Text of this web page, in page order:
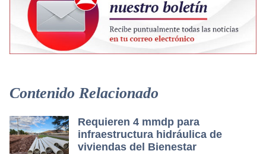
Contenido Relacionado
Requieren 4 mmdp para
infraestructura hidráulica de
viviendas del Bienestar